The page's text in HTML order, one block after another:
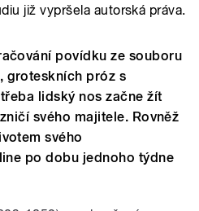
již vypršela autorská práva.
povídku ze souboru
groteskních próz s
lidský nos začne žít
svého majitele. Rovněž
svého
po dobu jednoho týdne